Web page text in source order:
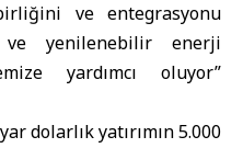
ve entegrasyonu
yenilenebilir enerji
yardımcı oluyor”
dolarlık yatırımın 5.000